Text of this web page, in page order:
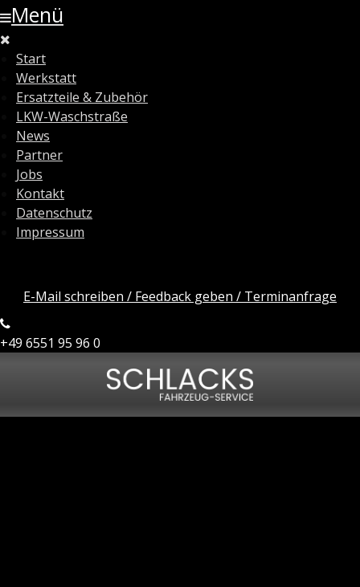
Menü
Start
Werkstatt
Ersatzteile & Zubehör
LKW-Waschstraße
News
Partner
Jobs
Kontakt
Datenschutz
Impressum
E-Mail schreiben / Feedback geben / Terminanfrage
+49 6551 95 96 0